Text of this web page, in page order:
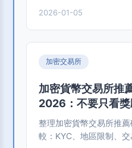
帳，再看推薦碼。
2026-01-05
加密交易所
加密貨幣交易所推
2026：不要只看
整理加密貨幣交易所推
較：KYC、地區限制、